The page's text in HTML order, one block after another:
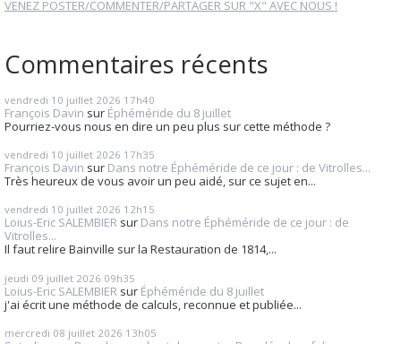
VENEZ POSTER/COMMENTER/PARTAGER SUR "X" AVEC NOUS !
Commentaires récents
vendredi 10 juillet 2026 17h40
François Davin sur Éphéméride du 8 juillet
Pourriez-vous nous en dire un peu plus sur cette méthode ?
vendredi 10 juillet 2026 17h35
François Davin sur Dans notre Éphéméride de ce jour : de Vitrolles...
Très heureux de vous avoir un peu aidé, sur ce sujet en...
vendredi 10 juillet 2026 12h15
Loius-Eric SALEMBIER sur Dans notre Éphéméride de ce jour : de
Vitrolles...
Il faut relire Bainville sur la Restauration de 1814,...
jeudi 09 juillet 2026 09h35
Loius-Eric SALEMBIER sur Éphéméride du 8 juillet
j'ai écrit une méthode de calculs, reconnue et publiée...
mercredi 08 juillet 2026 13h05